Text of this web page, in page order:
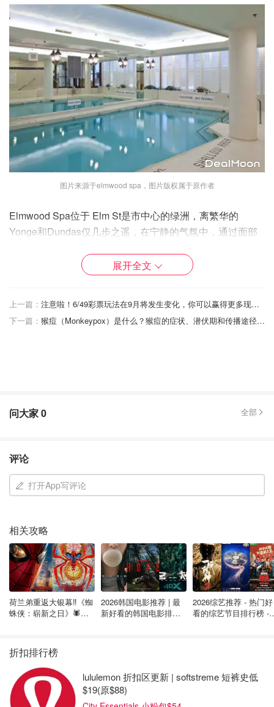
图片来源于elmwood spa，图片版权属于原作者
Elmwood Spa位于 Elm St是市中心的绿洲，离繁华的
Yonge和Dundas仅几步之遥，在宁静的气氛中，通过面部
摩服务，使人的心灵得到安静，身体得到呵护。另外
Elmwood提供34间治疗室、水疗法、一个果汁吧和两个餐
地址：18 Elm Street
图片来源于Four Seasons Spa，图片版权属于原作者
Four Seasons Spa位于Yorkville，占地30,000平方英尺，
宽敞的空间扩大了豪华的氛围。这种个性化的感觉为该水疗
中心赢得了好评。例如，250加元的黄金丰盈面部护理，或
为......420加元）。除此之外，你还可以在这里接受头发、
指甲和身体护理，以及按摩。
地址：60 Yorkville Ave
展开全文
上一篇：
注意啦！6/49彩票玩法在9月将发生变化，你可以赢得更多现金💵！
下一篇：
猴痘（Monkeypox）是什么？猴痘的症状、潜伏期和传播途径、如何预防和治疗猴痘？
问大家0 全部
评论
打开App写评论
相关攻略
荷兰弟重返大银幕‼️《蜘
蛛侠：崭新之日》🕷️北
2026韩国电影推荐 | 最
新好看的韩国电影排行
2026综艺推荐 - 热门好
看的综艺节目排行榜 -
折扣排行榜
lululemon 折扣区更新 | softstreme 短裤史低
$19(原$88)